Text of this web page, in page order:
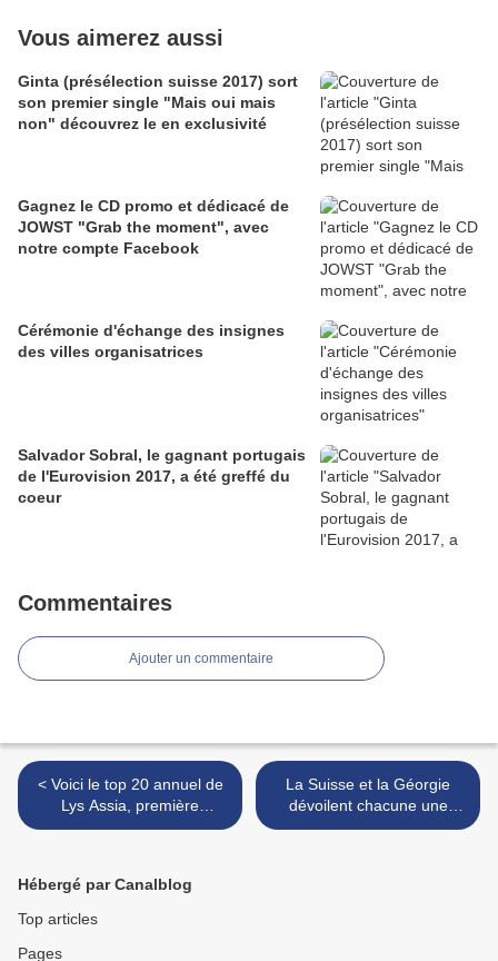
Vous aimerez aussi
Ginta (présélection suisse 2017) sort
son premier single "Mais oui mais
non" découvrez le en exclusivité
Gagnez le CD promo et dédicacé de
JOWST "Grab the moment", avec
notre compte Facebook
Cérémonie d'échange des insignes
des villes organisatrices
Salvador Sobral, le gagnant portugais
de l'Eurovision 2017, a été greffé du
coeur
Commentaires
Ajouter un commentaire
< Voici le top 20 annuel de
Lys Assia, première
gagnante de l'Eurovision en
La Suisse et la Géorgie
dévoilent chacune une
nouvelle version de leur
Hébergé par Canalblog
Top articles
Pages